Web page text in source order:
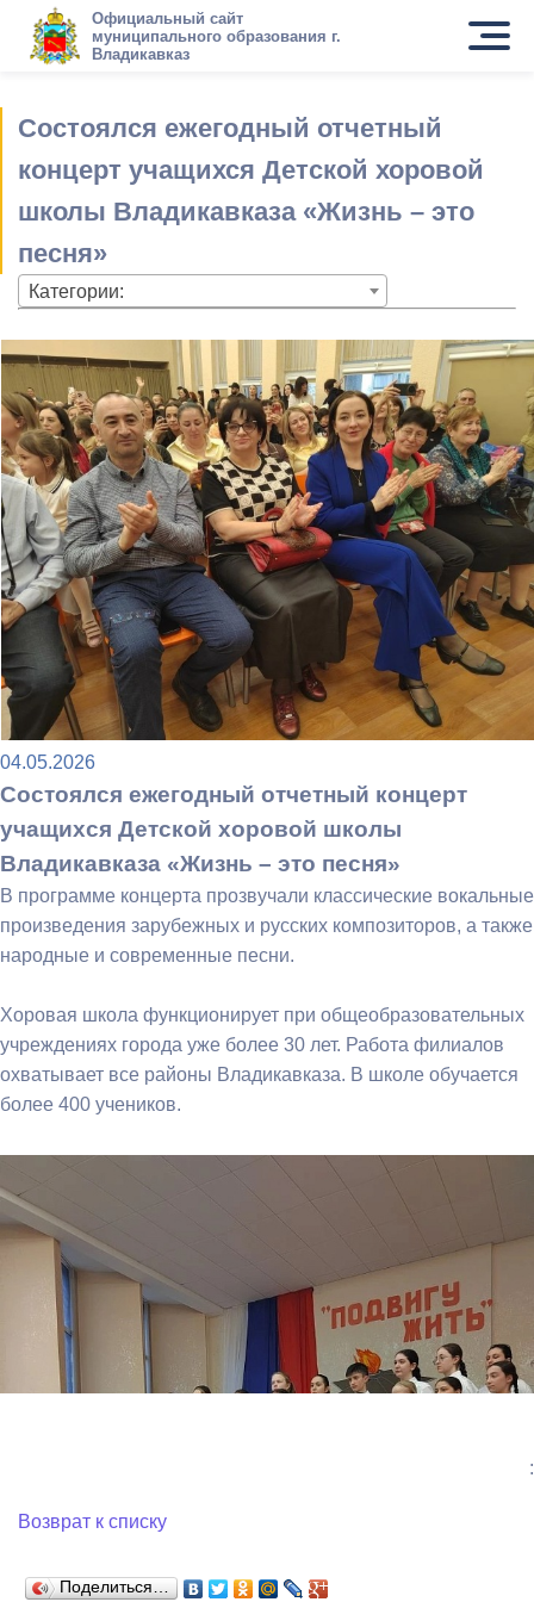
Официальный сайт
муниципального образования г.
Владикавказ
Состоялся ежегодный отчетный
концерт учащихся Детской хоровой
школы Владикавказа «Жизнь – это
песня»
Категории:
04.05.2026
Состоялся ежегодный отчетный концерт
учащихся Детской хоровой школы
Владикавказа «Жизнь – это песня»
В программе концерта прозвучали классические вокальные
произведения зарубежных и русских композиторов, а также
народные и современные песни.
Хоровая школа функционирует при общеобразовательных
учреждениях города уже более 30 лет. Работа филиалов
охватывает все районы Владикавказа. В школе обучается
более 400 учеников.
:
Возврат к списку
Поделиться…